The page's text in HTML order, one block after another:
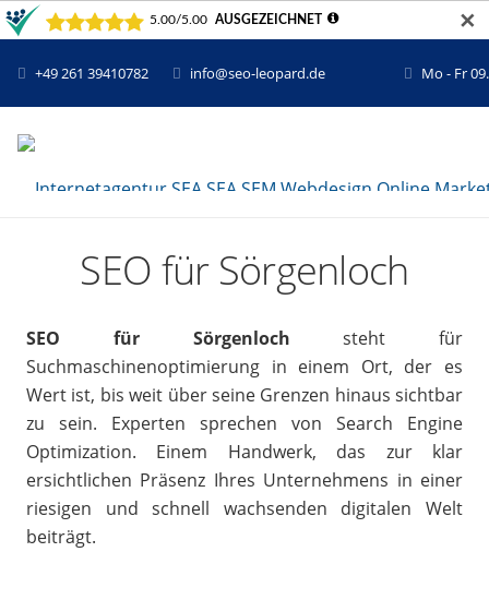
✕
+49 261 39410782 info@seo-leopard.de Mo - Fr
SEO für Sörgenloch
SEO für Sörgenloch steht für
Suchmaschinenoptimierung in einem Ort, der es
Wert ist, bis weit über seine Grenzen hinaus sichtbar
zu sein. Experten sprechen von Search Engine
Optimization. Einem Handwerk, das zur klar
ersichtlichen Präsenz Ihres Unternehmens in einer
riesigen und schnell wachsenden digitalen Welt
beiträgt.